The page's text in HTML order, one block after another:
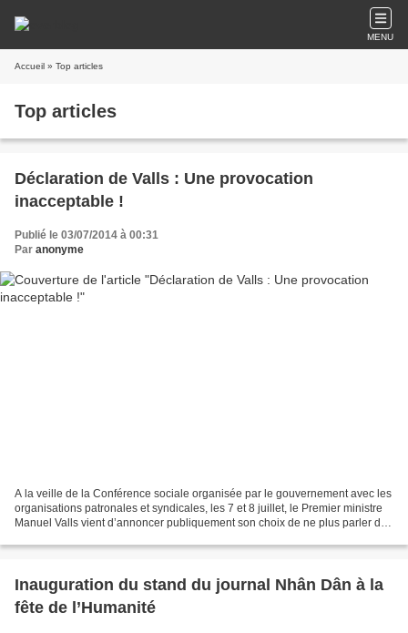
MENU
Accueil » Top articles
Top articles
Déclaration de Valls : Une provocation
inacceptable !
Publié le 03/07/2014 à 00:31
Par anonyme
A la veille de la Conférence sociale organisée par le gouvernement avec les
organisations patronales et syndicales, les 7 et 8 juillet, le Premier ministre
Manuel Valls vient d’annoncer publiquement son choix de ne plus parler des
Inauguration du stand du journal Nhân Dân à la
fête de l’Humanité